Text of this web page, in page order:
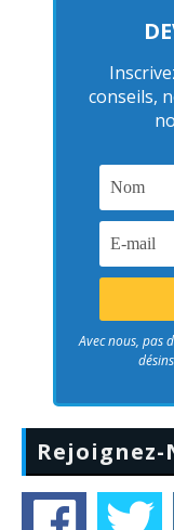
conseils,
Avec nous, pas
Rejoignez-